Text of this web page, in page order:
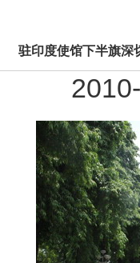
驻印度使馆下半旗深